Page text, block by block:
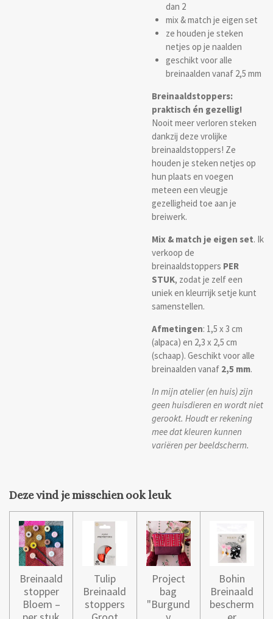
dan 2
mix & match je eigen set
ze houden je steken
netjes op je naalden
geschikt voor alle
breinaalden vanaf 2,5 mm
Breinaaldstoppers:
praktisch én gezellig!
Nooit meer verloren steken
dankzij deze vrolijke
breinaaldstoppers! Ze
houden je steken netjes op
hun plaats en voegen
meteen een vleugje
gezelligheid toe aan je
breiwerk.
Mix & match je eigen set. Ik
verkoop de
breinaaldstoppers PER
STUK, zodat je zelf een
uniek en kleurrijk setje kunt
samenstellen.
Afmetingen: 1,5 x 3 cm
(alpaca) en 2,3 x 2,5 cm
(schaap). Geschikt voor alle
breinaalden vanaf 2,5 mm.
In mijn atelier (en huis) zijn
geen huisdieren en wordt niet
gerookt. Houdt er rekening
mee dat kleuren kunnen
variëren per beeldscherm.
Deze vind je misschien ook leuk
Breinaald
stopper
Bloem –
Tulip
Breinaald
stoppers
Project
bag
"Burgund
Bohin
Breinaald
bescherm